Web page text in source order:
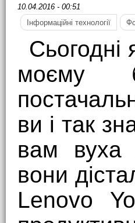
10.04.2016 - 00:51
Інформаційні технології
моєму
ви і так
вам вуха
вони
Lenovo